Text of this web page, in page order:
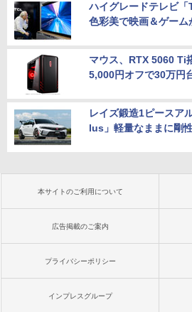
ハイグレードテレビ
色彩美で映画＆ゲーム
マウス、RTX 5060 Ti
5,000円オフで30万円
レイズ鍛造1ピースア
lus」軽量なままに剛
本サイトのご利用について
広告掲載のご案内
プライバシーポリシー
インプレスグループ